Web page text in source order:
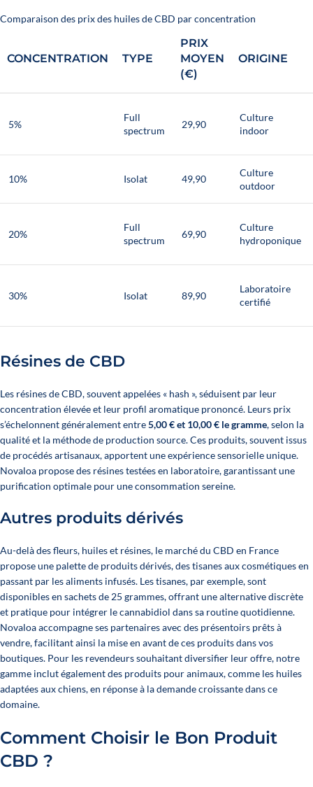
Comparaison des prix des huiles de CBD par concentration
CONCENTRATION TYPE
PRIX
MOYEN
(€)
ORIGINE
5%
Full
spectrum
29,90
Culture
indoor
10% Isolat 49,90
Culture
outdoor
20%
Full
spectrum
69,90
Culture
hydroponique
30% Isolat 89,90
Laboratoire
certifié
Résines de CBD
Les résines de CBD, souvent appelées « hash », séduisent par leur
concentration élevée et leur profil aromatique prononcé. Leurs prix
s’échelonnent généralement entre5,00 € et 10,00 € le gramme, selon la
qualité et la méthode de production source. Ces produits, souvent issus
de procédés artisanaux, apportent une expérience sensorielle unique.
Novaloa propose des résines testées en laboratoire, garantissant une
purification optimale pour une consommation sereine.
Autres produits dérivés
Au-delà des fleurs, huiles et résines, le marché du CBD en France
propose une palette de produits dérivés, des tisanes aux cosmétiques en
passant par les aliments infusés. Les tisanes, par exemple, sont
disponibles en sachets de 25 grammes, offrant une alternative discrète
et pratique pour intégrer le cannabidiol dans sa routine quotidienne.
Novaloa accompagne ses partenaires avec des présentoirs prêts à
vendre, facilitant ainsi la mise en avant de ces produits dans vos
boutiques. Pour les revendeurs souhaitant diversifier leur offre, notre
gamme inclut également des produits pour animaux, comme les huiles
adaptées aux chiens, en réponse à la demande croissante dans ce
domaine.
Comment Choisir le Bon Produit
CBD ?